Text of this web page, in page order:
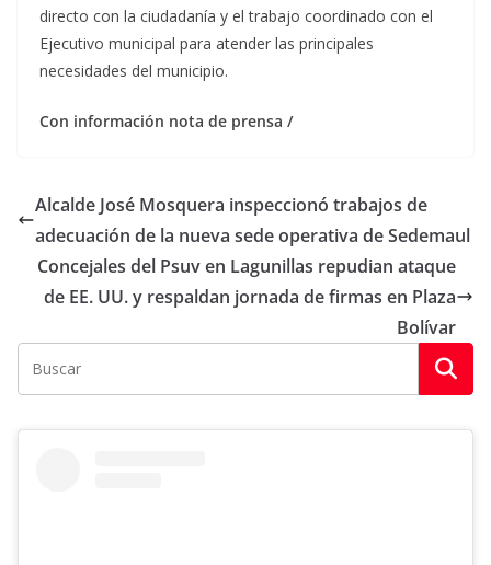
directo con la ciudadanía y el trabajo coordinado con el
Ejecutivo municipal para atender las principales
necesidades del municipio.
Con información nota de prensa /
Alcalde José Mosquera inspeccionó trabajos de
adecuación de la nueva sede operativa de Sedemaul
Concejales del Psuv en Lagunillas repudian ataque
de EE. UU. y respaldan jornada de firmas en Plaza
Bolívar